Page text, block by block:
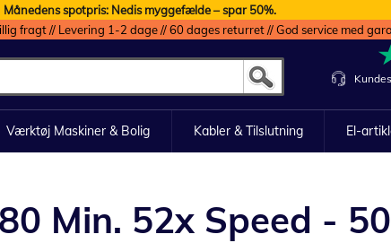
Månedens spotpris: Nedis myggefælde – spar 50%.
fragt // Levering 1-2 dage // 60 dages returret // God service med
Værktøj Maskiner & Bolig Kabler & Tilslutning El-
Min. 52x Speed -